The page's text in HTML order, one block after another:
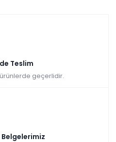
Teslim
geçerlidir.